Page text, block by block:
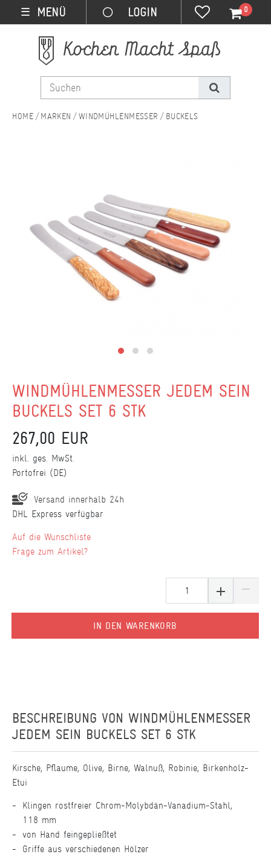
☰ MENÜ 0
MARKEN WINDMÜHLENMESSER BUCKELS
WINDMÜHLENMESSER JEDEM SEIN
BUCKELS SET 6 STK
267,00 EUR
inkl. ges. MwSt.
Portofrei (DE)
Versand innerhalb 24h
DHL Express verfügbar
IN DEN WARENKORB
Wunschliste
Frage zum Artikel?
BESCHREIBUNG VON WINDMÜHLENMESSER
JEDEM SEIN BUCKELS SET 6 STK
Kirsche, Pflaume, Olive, Birne, Walnuß, Robinie, Birkenholz-
Etui
Klingen rostfreier Chrom-Molybdän-Vanadium-Stahl,
118 mm
von Hand feingepließtet
Griffe aus verschiedenen Hölzer